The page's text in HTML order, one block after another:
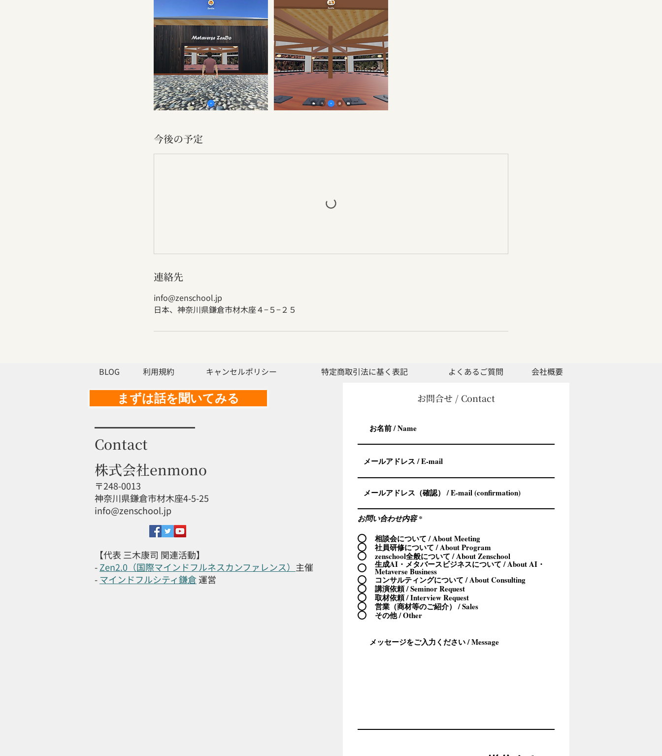
今後の予定
連絡先
info@zenschool.jp
日本、神奈川県鎌倉市材木座４−５−２５
BLOG 利用規約 キャンセルポリシー 特定商取引法に基く表記 よくあるご質問 会社概要
まずは話を聞いてみる
Contact
株式会社enmono
〒248-0013
神奈川県鎌倉市材木座4-5-25
info@zenschool.jp
【代表 三木康司 関連活動】
-Zen2.0（国際マインドフルネスカンファレンス） 主催
-マインドフルシティ鎌倉運営
お問合せ / Contact
お問い合わせ内容 *
相談会について / About Meeting
社員研修について / About Program
zenschool全般について / About Zenschool
生成AI・メタバースビジネスについて / About AI・
Metaverse Business
コンサルティングについて / About Consulting
講演依頼 / Seminor Request
取材依頼 / Interview Request
営業（商材等のご紹介） / Sales
その他 / Other